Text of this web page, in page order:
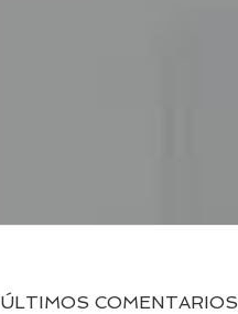
ÚLTIMOS COMENTARIOS